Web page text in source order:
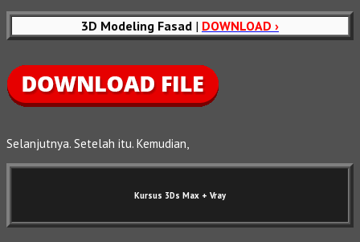
3D Modeling Fasad | DOWNLOAD ›
Selanjutnya. Setelah itu. Kemudian,
Kursus 3Ds Max + Vray